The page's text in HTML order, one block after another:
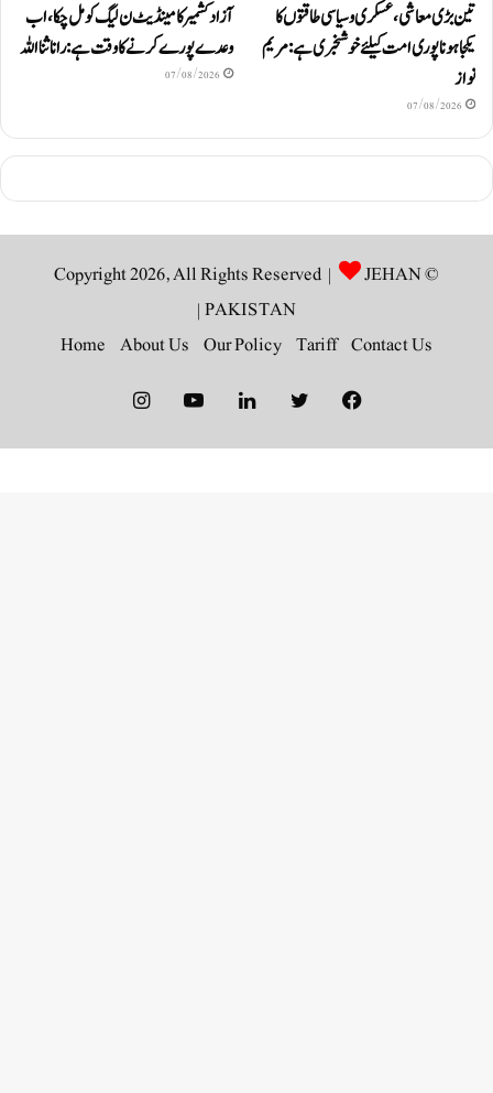
تین بڑی معاشی، عسکری و سیاسی طاقتوں کا
یکجا ہونا پوری امت کیلئے خوشخبری ہے: مریم
نواز
07/08/2026
آزاد کشمیر کا مینڈیٹ ن لیگ کو مل چکا، اب
وعدے پورے کرنے کا وقت ہے: رانا ثنا اللہ
07/08/2026
© Copyright 2026, All Rights Reserved |
JEHAN
PAKISTAN
|
Contact Us
Tariff
Our Policy
About Us
Home
Facebook
Twitter
LinkedIn
YouTube
Instagram